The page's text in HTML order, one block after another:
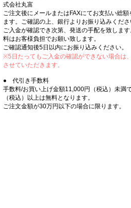
式会社丸富
ご注文後にメールまたはFAXにてお支払い総
ます。ご確認の上、銀行よりお振り込みくだ
ご入金が確認でき次第、発送の手配を致しま
料はお客様負担でお願い致します。
ご確認通知後5日以内にお振り込みください。
※5日たってもご入金の確認ができない場合は
させていただきます。
● 代引き手数料
手数料/お買い上げ金額11,000円（税込）未満
（税込）以上は無料となります。
ご注文金額が30万円以下の場合に限ります。